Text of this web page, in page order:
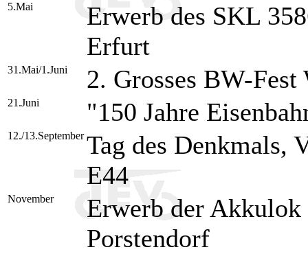
5.Mai
Erwerb des SKL
Erfurt
31.Mai/1.Juni 2. Grosses BW-Fest
21.Juni "150 Jahre
12./13.September Tag des Denkmals,
E44
November
Erwerb der
Porstendorf